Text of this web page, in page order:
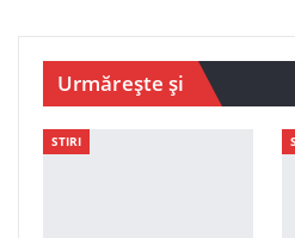
Urmărește și
STIRI